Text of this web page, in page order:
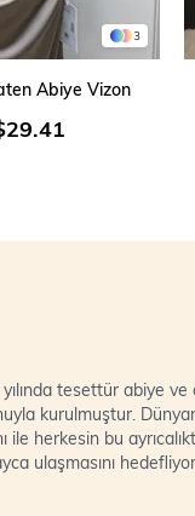
3
Abiye Vizon
tesettür abiye
kurulmuştur.
herkesin bu
ulaşmasını